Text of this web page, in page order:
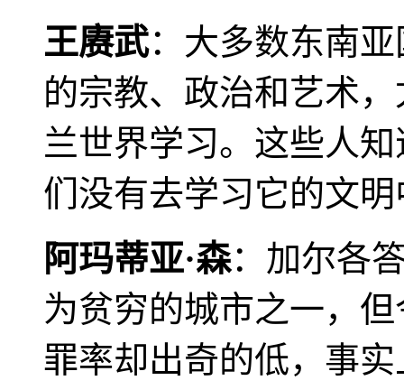
王赓武：大多数东南
的宗教、政治和艺术
兰世界学习。这些人
们没有去学习它的文
阿玛蒂亚·森：加尔各
为贫穷的城市之一，
罪率却出奇的低，事